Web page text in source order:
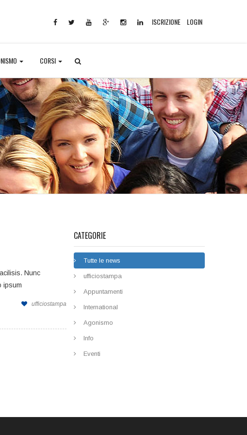
ISCRIZIONE LOGIN
CORSI
Nunc
ipsum
ufficiostampa
CATEGORIE
Tutte le news
ufficiostampa
Appuntamenti
International
Agonismo
Info
Eventi